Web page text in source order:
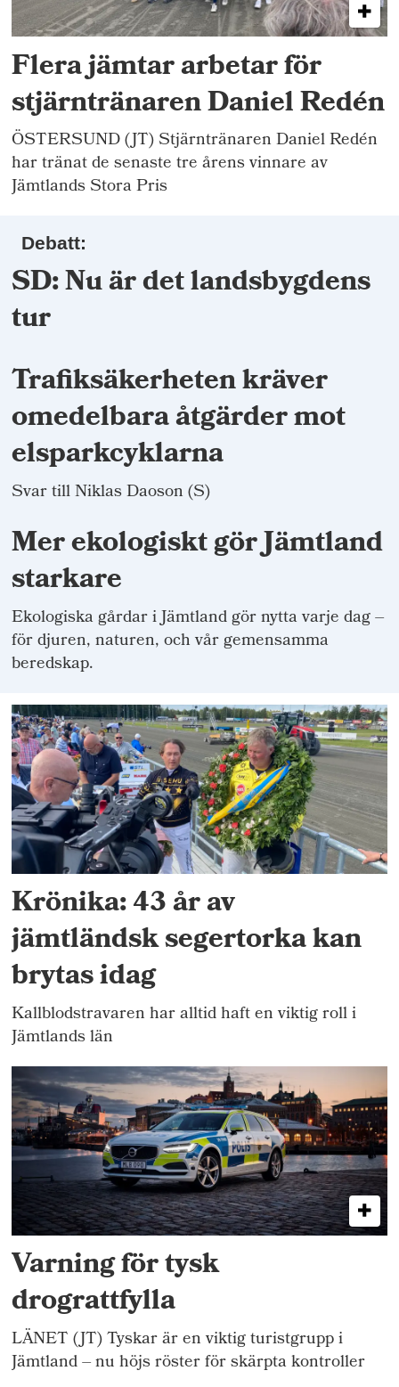
Flera jämtar arbetar för
stjärntränaren Daniel Redén
ÖSTERSUND (JT) Stjärntränaren Daniel Redén
har tränat de senaste tre årens vinnare av
Jämtlands Stora Pris
Debatt:
SD: Nu är det landsbygdens
tur
Trafiksäkerheten kräver
omedelbara åtgärder mot
elsparkcyklarna
Svar till Niklas Daoson (S)
Mer ekologiskt gör Jämtland
starkare
Ekologiska gårdar i Jämtland gör nytta varje dag –
för djuren, naturen, och vår gemensamma
beredskap.
Krönika: 43 år av
jämtländsk segertorka kan
brytas idag
Kallblodstravaren har alltid haft en viktig roll i
Jämtlands län
Varning för tysk
drograttfylla
LÄNET (JT) Tyskar är en viktig turistgrupp i
Jämtland – nu höjs röster för skärpta kontroller